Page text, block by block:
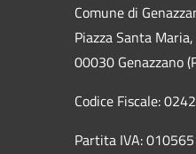
Comune di
Piazza Santa
00030 Genazzano
Codice Fiscale:
Partita IVA: